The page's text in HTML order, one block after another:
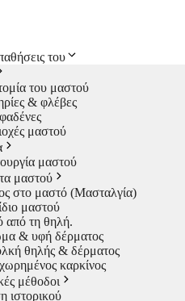
του
του μαστού
& φλέβες
μαστού
μαστού
μαστού
στο μαστό (Μασταλγία)
μαστού
από τη θηλή.
& υφή δέρματος
θηλής & δέρματος
καρκίνος
μέθοδοι
ιστορικού